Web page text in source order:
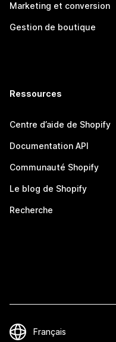
Marketing et conversion
Gestion de boutique
Ressources
Centre d’aide de Shopify
Documentation API
Communauté Shopify
Le blog de Shopify
Recherche